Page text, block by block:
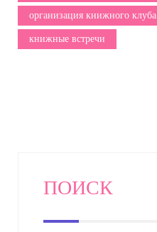
организация книжного клуба
книжные встречи
ПОИСК